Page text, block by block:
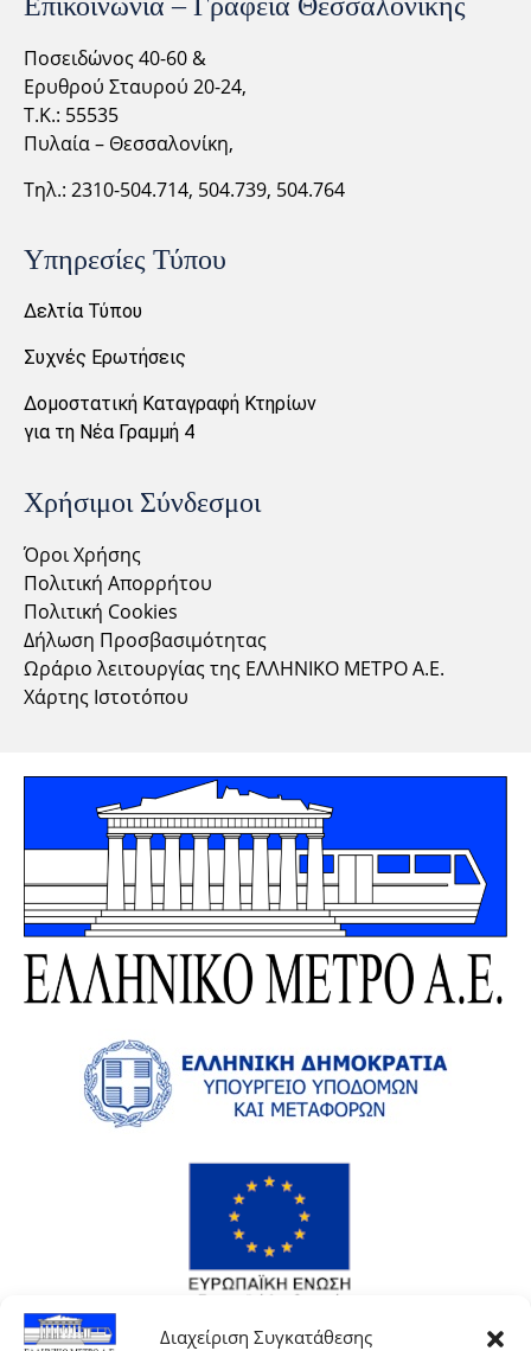
Διαχείριση Συγκατάθεσης
Ποσειδώνος 40-60 &
Ερυθρού Σταυρού 20-24,
Τ.Κ.: 55535
Πυλαία – Θεσσαλονίκη,
Τηλ.: 2310-504.714, 504.739, 504.764
Υπηρεσίες Τύπου
Δελτία Τύπου
Συχνές Ερωτήσεις
Δομοστατική Καταγραφή Κτηρίων
για τη Νέα Γραμμή 4
Χρήσιμοι Σύνδεσμοι
Όροι Χρήσης
Πολιτική Απορρήτου
Πολιτική Cookies
Δήλωση Προσβασιμότητας
Ωράριο λειτουργίας της ΕΛΛΗΝΙΚΟ ΜΕΤΡΟ Α.Ε.
Χάρτης Ιστοτόπου